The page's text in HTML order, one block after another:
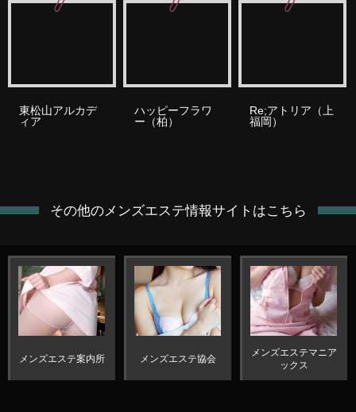
東松山アルカデ
ィア
ハッピーフラワ
ー（柏）
Re;アトリア（上
福岡）
その他のメンズエステ情報サイトはこちら
メンズエステ案内所 メンズエステ協会
メンズエステマニア
ックス